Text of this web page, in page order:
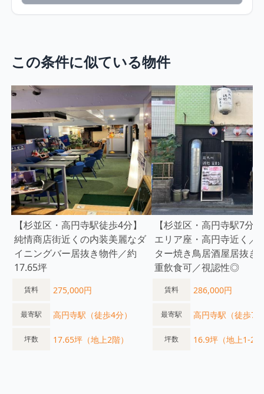
この条件に似ている物件
【杉並区・高円寺駅徒歩4分】
純情商店街近くの内装美麗なダ
イニングバー居抜き物件／約
17.65坪
賃料 275,000円
最寄駅 高円寺駅（徒歩4分）
坪数 17.65坪（地上2階）
【杉並区・高円寺駅7分
エリア座・高円寺近く／
ター焼き鳥居酒屋居抜き
重飲食可／視認性◎
賃料 286,000円
最寄駅 高円寺駅（徒歩7
坪数 16.9坪（地上1-2